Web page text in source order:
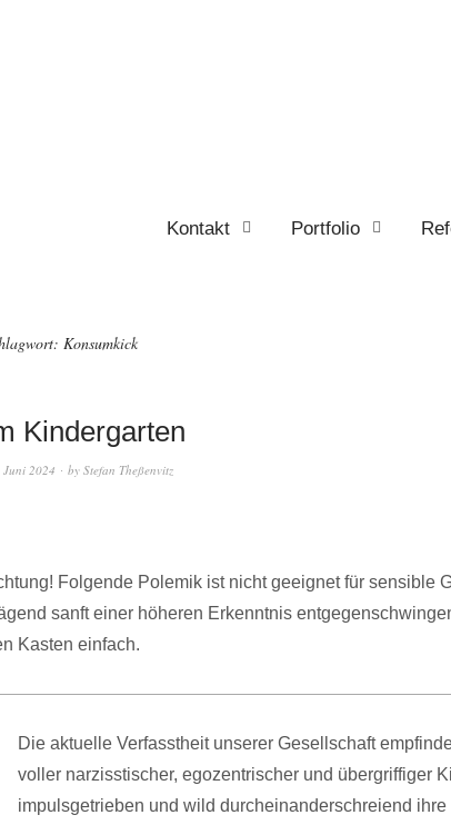
Kontakt Portfolio
Konsumkick
Kindergarten
Juni 2024 by Stefan Theßenvitz
Folgende Polemik ist nicht geeignet für sensible
sanft einer höheren Erkenntnis
Kasten einfach.
Die aktuelle Verfasstheit unserer Gesellschaft
voller narzisstischer, egozentrischer und übergriffiger
impulsgetrieben und wild durcheinanderschreiend